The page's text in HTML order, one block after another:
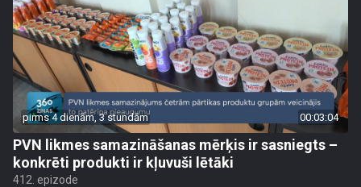
pirms 4 dienām, 3 stundām 00:03:04
PVN likmes samazināšanas mērķis ir sasniegts –
konkrēti produkti ir kļuvuši lētāki
412. epizode